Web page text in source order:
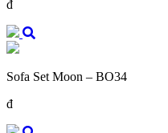
đ
Sofa Set Moon – BO34
đ